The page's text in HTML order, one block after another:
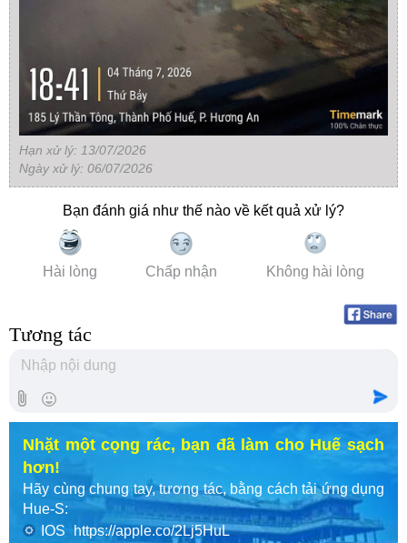
Hạn xử lý: 13/07/2026
Ngày xử lý: 06/07/2026
Bạn đánh giá như thế nào về kết quả xử lý?
Hài lòng Chấp nhận Không hài lòng
Tương tác
Nhặt một cọng rác, bạn đã làm cho Huế sạch
hơn!
Hãy cùng chung tay, tương tác, bằng cách tải ứng dụng
Hue-S:
IOS
https://apple.co/2Lj5HuL